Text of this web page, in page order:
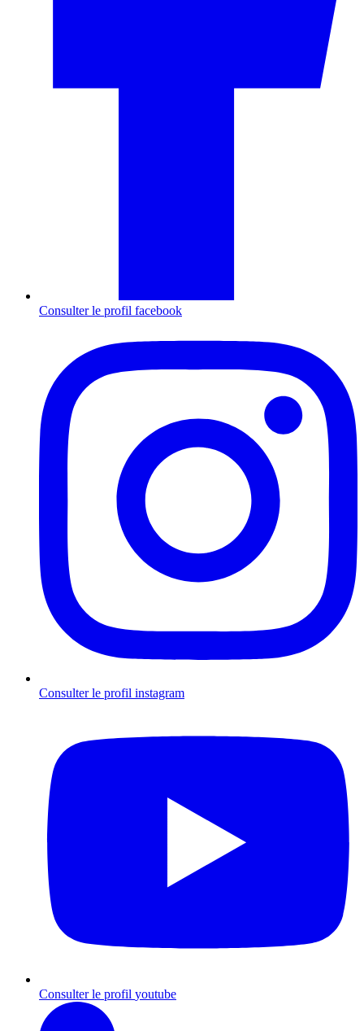
Consulter le profil facebook
Consulter le profil instagram
Consulter le profil youtube